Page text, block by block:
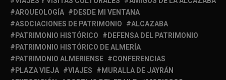
ARQUEOLOGÍA
DESDE MI VENTANA
ASOCIACIONES DE PATRIMONIO
ALCAZABA
PATRIMONIO HISTÓRICO
DEFENSA DEL PATRIMONIO
PATRIMONIO HISTÓRICO DE ALMERÍA
PATRIMONIO ALMERIENSE
CONFERENCIAS
PLAZA VIEJA
VIAJES
MURALLA DE JAYRÁN